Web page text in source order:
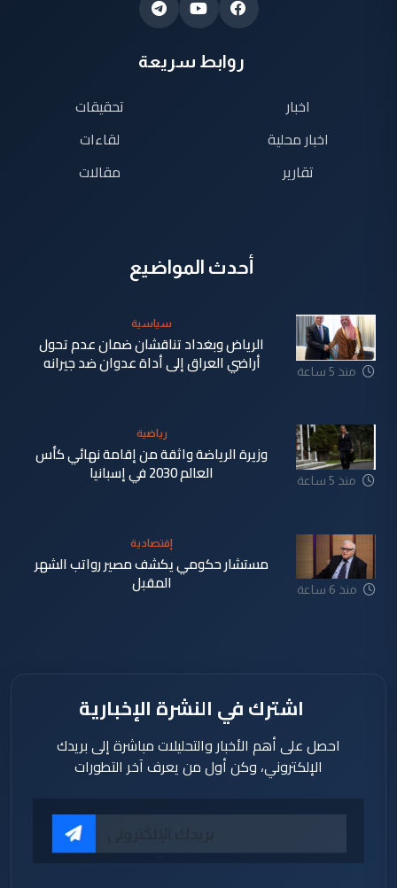
روابط سريعة
اخبار
اخبار محلية
تقارير
تحقيقات
لقاءات
مقالات
أحدث المواضيع
منذ 5 ساعة
سياسية
الرياض وبغداد تناقشان ضمان عدم تحول
أراضي العراق إلى أداة عدوان ضد جيرانه
منذ 5 ساعة
رياضية
وزيرة الرياضة واثقة من إقامة نهائي كأس
العالم 2030 في إسبانيا
منذ 6 ساعة
إقتصادية
مستشار حكومي يكشف مصير رواتب الشهر
المقبل
اشترك في النشرة الإخبارية
احصل على أهم الأخبار والتحليلات مباشرة إلى بريدك
الإلكتروني، وكن أول من يعرف آخر التطورات